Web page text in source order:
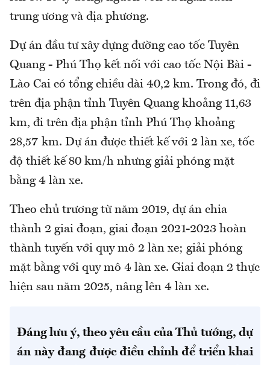
trung ương và địa phương.
Dự án đầu tư xây dựng đường cao tốc Tuyên
Quang - Phú Thọ kết nối với cao tốc Nội Bài -
Lào Cai có tổng chiều dài 40,2 km. Trong đó, đi
trên địa phận tỉnh Tuyên Quang khoảng 11,63
km, đi trên địa phận tỉnh Phú Thọ khoảng
28,57 km. Dự án được thiết kế với 2 làn xe, tốc
độ thiết kế 80 km/h nhưng giải phóng mặt
bằng 4 làn xe.
Theo chủ trương từ năm 2019, dự án chia
thành 2 giai đoạn, giai đoạn 2021-2023 hoàn
thành tuyến với quy mô 2 làn xe; giải phóng
mặt bằng với quy mô 4 làn xe. Giai đoạn 2 thực
hiện sau năm 2025, nâng lên 4 làn xe.
Đáng lưu ý, theo yêu cầu của Thủ tướng, dự
án này đang được điều chỉnh để triển khai